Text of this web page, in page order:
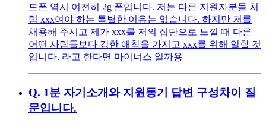
드폰 역시 여전히 2g 폰입니다. 저는 다른 지원자분들 처
럼 xxx여야 하는 특별한 이유는 없습니다. 하지만 저를
채용해 주시고 제가 xxx를 저의 집단으로 느낄 때 다른
어떤 사람들보다 강한 애착을 가지고 xxx를 위해 일할 것
입니다. 라고 한다면 마이너스 일까용
Q. 1분 자기소개와 지원동기 답변 구성차이 질
문입니다.